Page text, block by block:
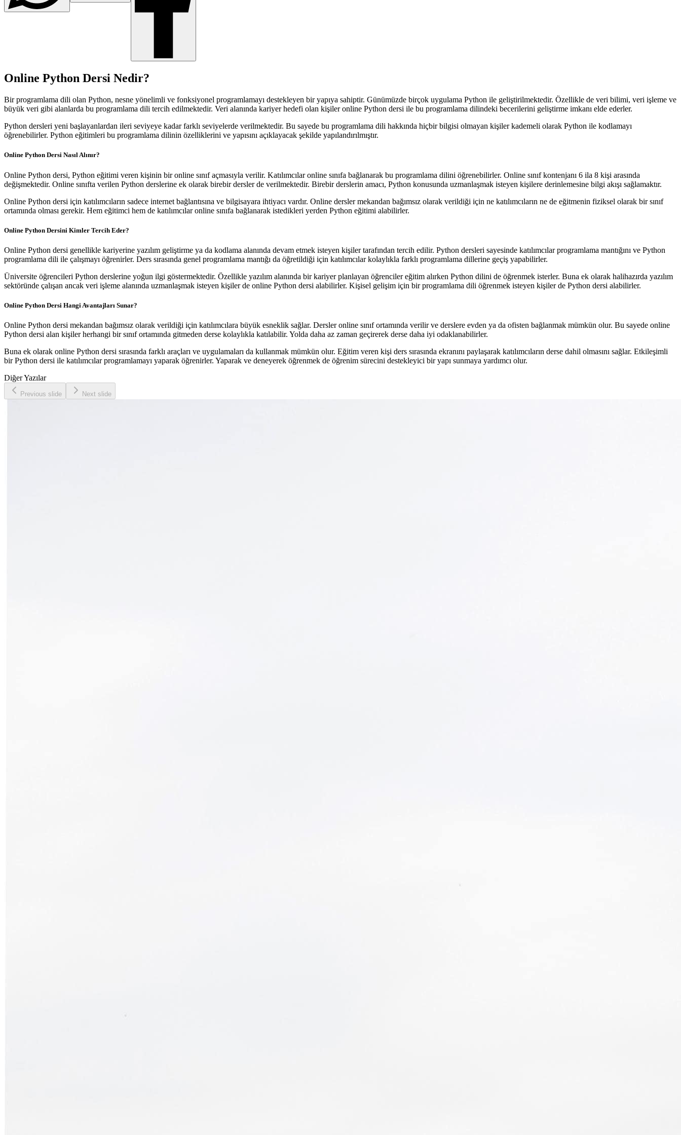
Online Python Dersi Nedir?
Bir programlama dili olan Python, nesne yönelimli ve fonksiyonel programlamayı destekleyen bir yapıya sahiptir. Günümüzde birçok uygulama Python ile geliştirilmektedir. Özellikle de veri bilimi, veri işleme ve
büyük veri gibi alanlarda bu programlama dili tercih edilmektedir. Veri alanında kariyer hedefi olan kişiler online Python dersi ile bu programlama dilindeki becerilerini geliştirme imkanı elde ederler.
Python dersleri yeni başlayanlardan ileri seviyeye kadar farklı seviyelerde verilmektedir. Bu sayede bu programlama dili hakkında hiçbir bilgisi olmayan kişiler kademeli olarak Python ile kodlamayı
öğrenebilirler. Python eğitimleri bu programlama dilinin özelliklerini ve yapısını açıklayacak şekilde yapılandırılmıştır.
Online Python Dersi Nasıl Alınır?
Online Python dersi, Python eğitimi veren kişinin bir online sınıf açmasıyla verilir. Katılımcılar online sınıfa bağlanarak bu programlama dilini öğrenebilirler. Online sınıf kontenjanı 6 ila 8 kişi arasında
değişmektedir. Online sınıfta verilen Python derslerine ek olarak birebir dersler de verilmektedir. Birebir derslerin amacı, Python konusunda uzmanlaşmak isteyen kişilere derinlemesine bilgi akışı sağlamaktır.
Online Python dersi için katılımcıların sadece internet bağlantısına ve bilgisayara ihtiyacı vardır. Online dersler mekandan bağımsız olarak verildiği için ne katılımcıların ne de eğitmenin fiziksel olarak bir sınıf
ortamında olması gerekir. Hem eğitimci hem de katılımcılar online sınıfa bağlanarak istedikleri yerden Python eğitimi alabilirler.
Online Python Dersini Kimler Tercih Eder?
Online Python dersi genellikle kariyerine yazılım geliştirme ya da kodlama alanında devam etmek isteyen kişiler tarafından tercih edilir. Python dersleri sayesinde katılımcılar programlama mantığını ve Python
programlama dili ile çalışmayı öğrenirler. Ders sırasında genel programlama mantığı da öğretildiği için katılımcılar kolaylıkla farklı programlama dillerine geçiş yapabilirler.
Üniversite öğrencileri Python derslerine yoğun ilgi göstermektedir. Özellikle yazılım alanında bir kariyer planlayan öğrenciler eğitim alırken Python dilini de öğrenmek isterler. Buna ek olarak halihazırda yazılım
sektöründe çalışan ancak veri işleme alanında uzmanlaşmak isteyen kişiler de online Python dersi alabilirler. Kişisel gelişim için bir programlama dili öğrenmek isteyen kişiler de Python dersi alabilirler.
Online Python Dersi Hangi Avantajları Sunar?
Online Python dersi mekandan bağımsız olarak verildiği için katılımcılara büyük esneklik sağlar. Dersler online sınıf ortamında verilir ve derslere evden ya da ofisten bağlanmak mümkün olur. Bu sayede online
Python dersi alan kişiler herhangi bir sınıf ortamında gitmeden derse kolaylıkla katılabilir. Yolda daha az zaman geçirerek derse daha iyi odaklanabilirler.
Buna ek olarak online Python dersi sırasında farklı araçları ve uygulamaları da kullanmak mümkün olur. Eğitim veren kişi ders sırasında ekranını paylaşarak katılımcıların derse dahil olmasını sağlar. Etkileşimli
bir Python dersi ile katılımcılar programlamayı yaparak öğrenirler. Yaparak ve deneyerek öğrenmek de öğrenim sürecini destekleyici bir yapı sunmaya yardımcı olur.
Diğer Yazılar
Previous slide Next slide